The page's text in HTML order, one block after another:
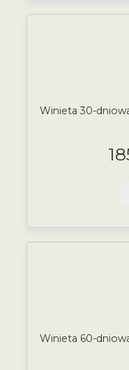
Winieta 30-
Winieta 60-